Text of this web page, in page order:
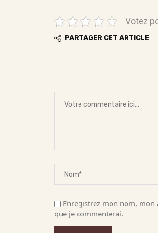
Votez
PARTAGER CET ARTICLE
Enregistrez mon nom, mon
que je commenterai.